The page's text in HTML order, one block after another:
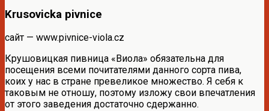
Krusovicka pivnice
сайт — www.pivnice-viola.cz
Крушовицкая пивница «Виола» обязательна для
посещения всеми почитателями данного сорта пива,
коих у нас в стране превеликое множество. Я себя к
таковым не отношу, поэтому изложу свои впечатления
от этого заведения достаточно сдержанно.